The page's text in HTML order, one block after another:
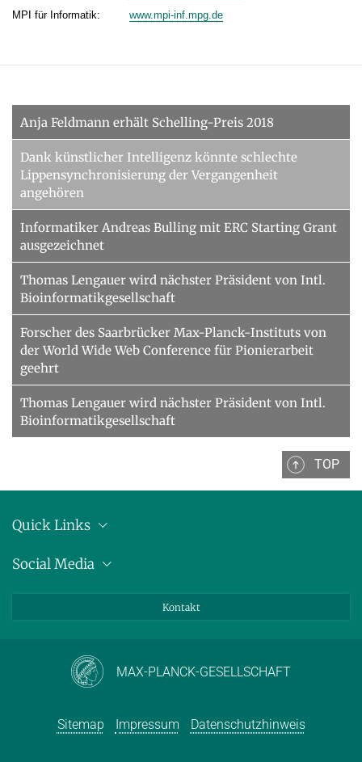
MPI für Informatik: www.mpi-inf.mpg.de
Anja Feldmann erhält Schelling-Preis 2018
Dank künstlicher Intelligenz könnte schlechte
Lippensynchronisierung der Vergangenheit
angehören
Informatiker Andreas Bulling mit ERC Starting Grant
ausgezeichnet
Thomas Lengauer wird nächster Präsident von Intl.
Bioinformatikgesellschaft
Forscher des Saarbrücker Max-Planck-Instituts von
der World Wide Web Conference für Pionierarbeit
geehrt
Thomas Lengauer wird nächster Präsident von Intl.
Bioinformatikgesellschaft
TOP
Quick Links
Pressemitteilungen
Social Media
Kontakt
MAX-PLANCK-GESELLSCHAFT
Sitemap Impressum Datenschutzhinweis